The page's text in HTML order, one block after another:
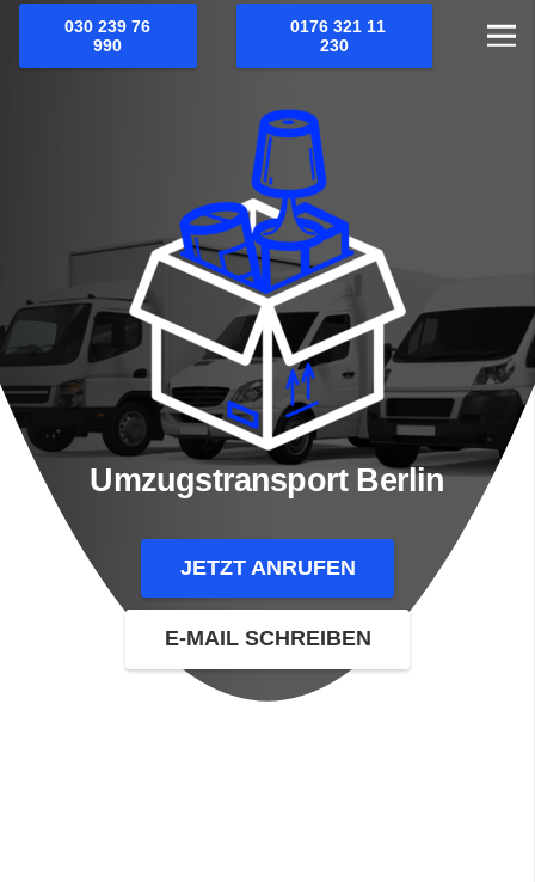
030 239 76
990
0176 321 11
230
Umzugstransport Berlin
JETZT ANRUFEN
E-MAIL SCHREIBEN